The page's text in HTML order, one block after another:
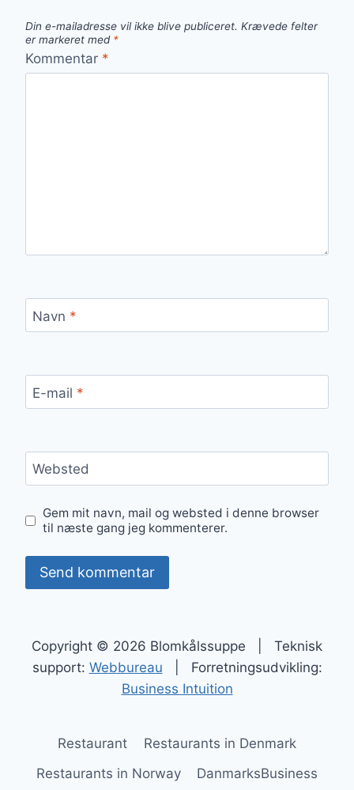
Din e-mailadresse vil ikke blive publiceret. Krævede felter
er markeret med *
Kommentar *
Navn *
E-mail *
Websted
Gem mit navn, mail og websted i denne browser
til næste gang jeg kommenterer.
Copyright © 2026 Blomkålssuppe | Teknisk
support: Webbureau | Forretningsudvikling:
Business Intuition
Restaurant
Restaurants in Denmark
Restaurants in Norway
DanmarksBusiness